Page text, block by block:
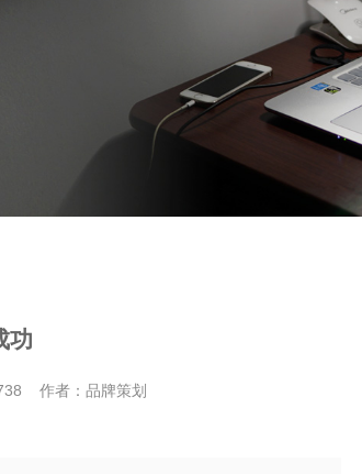
康养文旅品牌策划设计
医疗行业品牌策划设计
SI空间设计
功
作者：品牌策划